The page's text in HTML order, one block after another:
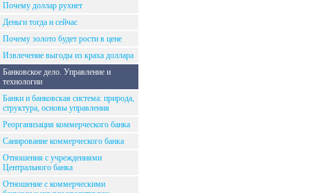
Почему доллар рухнет
Деньги тогда и сейчас
Почему золото будет рости в цене
Извлечение выгоды из краха доллара
Банковское дело. Управление и
технологии
Банки и банковская система: природа,
структура, основы управления
Реорганизация коммерческого банка
Санирование коммерческого банка
Отношения с учреждениями
Центрального банка
Отношение с коммерческими